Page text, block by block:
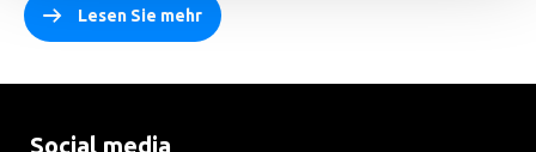
Lesen Sie mehr
Social media